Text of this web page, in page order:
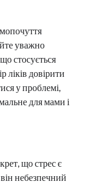
уважно
що стосується
ліків довірити
у проблемі,
для мами і
що стрес є
небезпечний